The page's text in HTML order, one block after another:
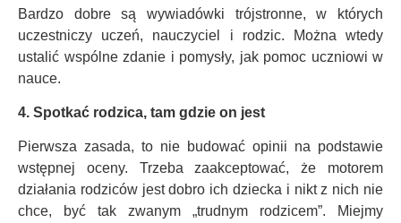
Bardzo dobre są wywiadówki trójstronne, w których
uczestniczy uczeń, nauczyciel i rodzic. Można wtedy
ustalić wspólne zdanie i pomysły, jak pomoc uczniowi w
nauce.
4. Spotkać rodzica, tam gdzie on jest
Pierwsza zasada, to nie budować opinii na podstawie
wstępnej oceny. Trzeba zaakceptować, że motorem
działania rodziców jest dobro ich dziecka i nikt z nich nie
chce, być tak zwanym „trudnym rodzicem”. Miejmy